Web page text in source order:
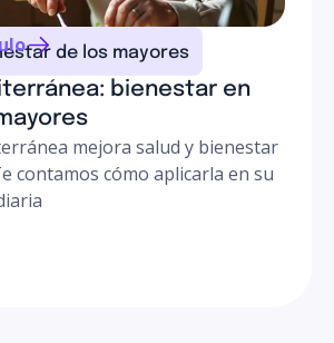
de los mayores
bienestar en
mejora salud y bienestar
contamos cómo aplicarla en su